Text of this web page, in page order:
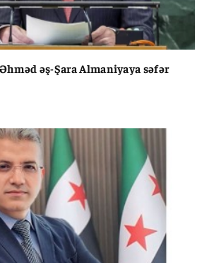
əş-Şara Almaniyaya səfər